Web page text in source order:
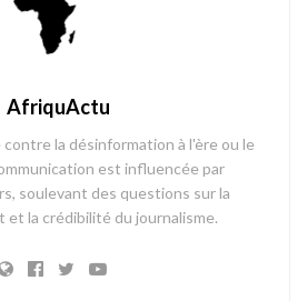
AfriquActu
la désinformation à l'ère ou le
est influencée par
soulevant des questions sur la
et la crédibilité du journalisme.